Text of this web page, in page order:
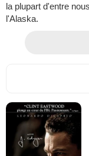
la plupart d'entre
l'Alaska.